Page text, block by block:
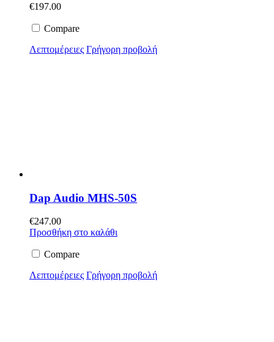
€197.00
Compare
Λεπτομέρειες Γρήγορη προβολή
Dap Audio MHS-50S
€247.00
Προσθήκη στο καλάθι
Compare
Λεπτομέρειες Γρήγορη προβολή